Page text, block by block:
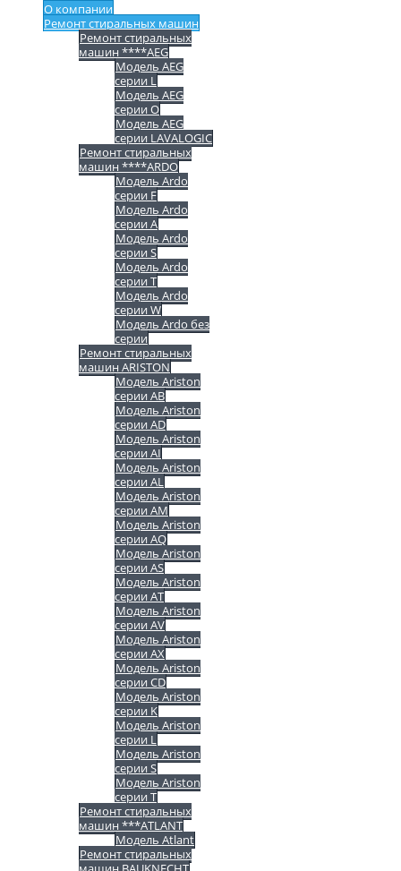
О компании
Ремонт стиральных машин
Ремонт стиральных
машин ****AEG
Модель AEG
серии L
Модель AEG
серии O
Модель AEG
серии LAVALOGIC
Ремонт стиральных
машин ****ARDO
Модель Ardo
серии F
Модель Ardo
серии A
Модель Ardo
серии S
Модель Ardo
серии T
Модель Ardo
серии W
Модель Ardo без
серии
Ремонт стиральных
машин ARISTON
Модель Ariston
серии AB
Модель Ariston
серии AD
Модель Ariston
серии AI
Модель Ariston
серии AL
Модель Ariston
серии AM
Модель Ariston
серии AQ
Модель Ariston
серии AS
Модель Ariston
серии AT
Модель Ariston
серии AV
Модель Ariston
серии AX
Модель Ariston
серии CD
Модель Ariston
серии K
Модель Ariston
серии L
Модель Ariston
серии S
Модель Ariston
серии T
Ремонт стиральных
машин ***ATLANT
Модель Atlant
Ремонт стиральных